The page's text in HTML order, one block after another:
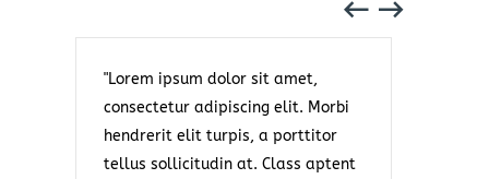
Lorem ipsum dolor sit amet,
consectetur adipiscing elit. Morbi
hendrerit elit turpis, a porttitor
tellus sollicitudin at. Class aptent